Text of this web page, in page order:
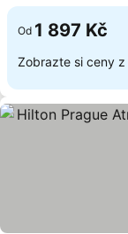
Od 1 897 Kč
Zobrazte si ceny z